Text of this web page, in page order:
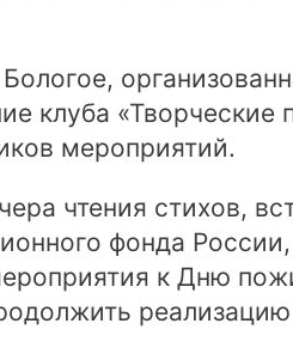
клуба
мероприятий.
чтения стихов,
фонда
к Дню
реализацию